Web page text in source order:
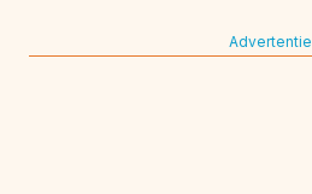
Advertentie